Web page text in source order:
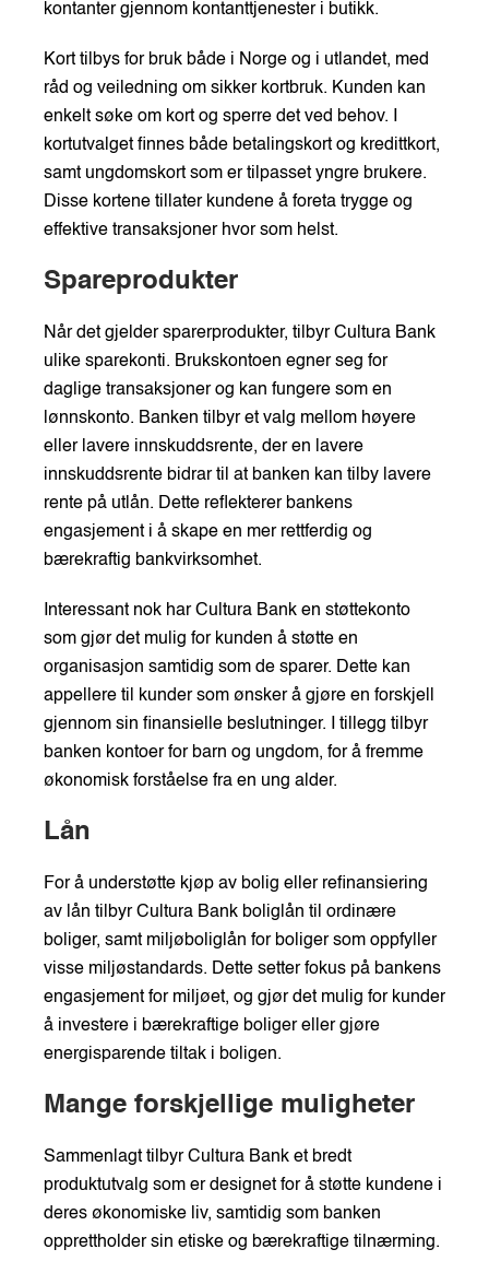
kontanter gjennom kontanttjenester i butikk.
Kort tilbys for bruk både i Norge og i utlandet, med
råd og veiledning om sikker kortbruk. Kunden kan
enkelt søke om kort og sperre det ved behov. I
kortutvalget finnes både betalingskort og kredittkort,
samt ungdomskort som er tilpasset yngre brukere.
Disse kortene tillater kundene å foreta trygge og
effektive transaksjoner hvor som helst.
Spareprodukter
Når det gjelder sparerprodukter, tilbyr Cultura Bank
ulike sparekonti. Brukskontoen egner seg for
daglige transaksjoner og kan fungere som en
lønnskonto. Banken tilbyr et valg mellom høyere
eller lavere innskuddsrente, der en lavere
innskuddsrente bidrar til at banken kan tilby lavere
rente på utlån. Dette reflekterer bankens
engasjement i å skape en mer rettferdig og
bærekraftig bankvirksomhet.
Interessant nok har Cultura Bank en støttekonto
som gjør det mulig for kunden å støtte en
organisasjon samtidig som de sparer. Dette kan
appellere til kunder som ønsker å gjøre en forskjell
gjennom sin finansielle beslutninger. I tillegg tilbyr
banken kontoer for barn og ungdom, for å fremme
økonomisk forståelse fra en ung alder.
Lån
For å understøtte kjøp av bolig eller refinansiering
av lån tilbyr Cultura Bank boliglån til ordinære
boliger, samt miljøboliglån for boliger som oppfyller
visse miljøstandards. Dette setter fokus på bankens
engasjement for miljøet, og gjør det mulig for kunder
å investere i bærekraftige boliger eller gjøre
energisparende tiltak i boligen.
Mange forskjellige muligheter
Sammenlagt tilbyr Cultura Bank et bredt
produktutvalg som er designet for å støtte kundene i
deres økonomiske liv, samtidig som banken
opprettholder sin etiske og bærekraftige tilnærming.